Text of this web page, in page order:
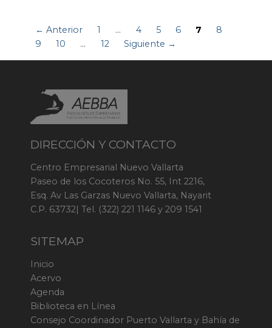
← Anterior 1 … 4 5 6 7
8
9
10 … 12 Siguiente →
DIRECCIÓN Y CONTACTO
Centro Empresarial Nuevo Vallarta
Paseo de los Cocoteros No. 55, Int 2216,
Esq. Av Las Garzas Nuevo Vallarta, Nayarit
C.P. 63732| Tel. (322) 221 1146 y 209 1541
SITEMAP
Inicio
Acervo
Agenda
Biblioteca en Línea
Consejo Coordinador Puerto Vallarta y Bahía de